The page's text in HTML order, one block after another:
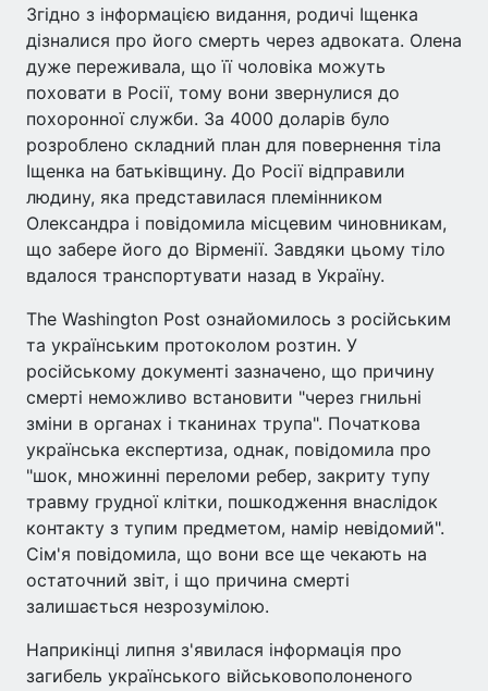
Згідно з інформацією видання, родичі Іщенка
дізналися про його смерть через адвоката. Олена
дуже переживала, що її чоловіка можуть
поховати в Росії, тому вони звернулися до
похоронної служби. За 4000 доларів було
розроблено складний план для повернення тіла
Іщенка на батьківщину. До Росії відправили
людину, яка представилася племінником
Олександра і повідомила місцевим чиновникам,
що забере його до Вірменії. Завдяки цьому тіло
вдалося транспортувати назад в Україну.
The Washington Post ознайомилось з російським
та українським протоколом розтин. У
російському документі зазначено, що причину
смерті неможливо встановити "через гнильні
зміни в органах і тканинах трупа". Початкова
українська експертиза, однак, повідомила про
"шок, множинні переломи ребер, закриту тупу
травму грудної клітки, пошкодження внаслідок
контакту з тупим предметом, намір невідомий".
Сім'я повідомила, що вони все ще чекають на
остаточний звіт, і що причина смерті
залишається незрозумілою.
Наприкінці липня з'явилася інформація про
загибель українського військовополоненого